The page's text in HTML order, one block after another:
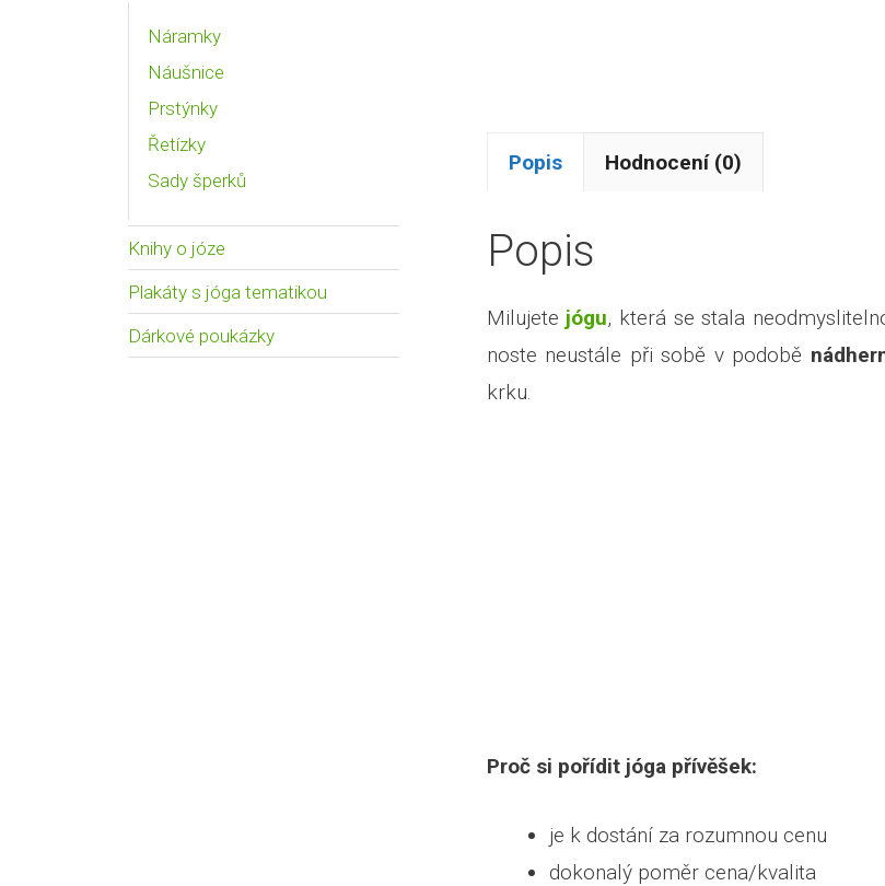
Popis Hodnocení (0)
Popis
Milujete jógu, která se stala
noste neustále při sobě v podobě
krku.
Proč si pořídit jóga přívěšek:
je k dostání za rozumnou cenu
dokonalý poměr cena/kvalita
Náramky
Náušnice
Prstýnky
Řetízky
Sady šperků
Knihy o józe
Plakáty s jóga tematikou
Dárkové poukázky